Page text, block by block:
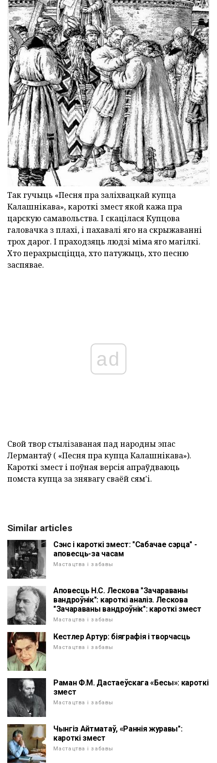
Так гучыць «Песня пра заліхвацкай купца
Калашнікава», кароткі змест якой кажа пра
царскую самавольства. І скацілася Купцова
галовачка з плахі, і пахавалі яго на скрыжаванні
трох дарог. І праходзяць людзі міма яго магілкі.
Хто перахрысціцца, хто патужыць, хто песню
заспявае.
ad
Свой твор стылізаваная пад народны эпас
Лермантаў ( «Песня пра купца Калашнікава»).
Кароткі змест і поўная версія апраўдваюць
помста купца за знявагу сваёй сям'і.
Similar articles
Сэнс і кароткі змест: "Сабачае сэрца" -
аповесць-за часам
Мастацтва і забавы
Аповесць Н.С. Лескова "Зачараваны
вандроўнік": кароткі аналіз. Лескова
"Зачараваны вандроўнік": кароткі змест
Мастацтва і забавы
Кестлер Артур: біяграфія і творчасць
Мастацтва і забавы
Раман Ф.М. Дастаеўскага «Бесы»: кароткі
змест
Мастацтва і забавы
Чынгіз Айтматаў, «Раннія журавы":
кароткі змест
Мастацтва і забавы